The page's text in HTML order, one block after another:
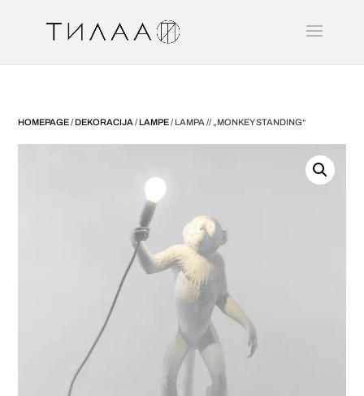
HOMEPAGE/DEKORACIJA /LAMPE/ LAMPA // „MONKEY STANDING“